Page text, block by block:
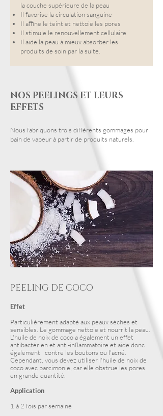
la couche supérieure de la peau
Il favorise la circulation sanguine
Il affine le teint et nettoie les pores
Il stimule le renouvellement cellulaire
Il aide la peau à mieux absorber les
produits de soin par la suite.
NOS PEELINGS ET LEURS
EFFETS
Nous fabriquons trois différents gommages pour
bain de vapeur à partir de produits naturels.
PEELING DE COCO
Effet
Particulièrement adapté aux peaux sèches et
sensibles. Le gommage nettoie et nourrit la peau.
L'huile de noix de coco a également un effet
antibactérien et anti-inflammatoire et aide donc
également contre les boutons ou l'acné.
Cependant, vous devez utiliser l'huile de noix de
coco avec parcimonie, car elle obstrue les pores
en grande quantité.
Application
1 à 2 fois par semaine